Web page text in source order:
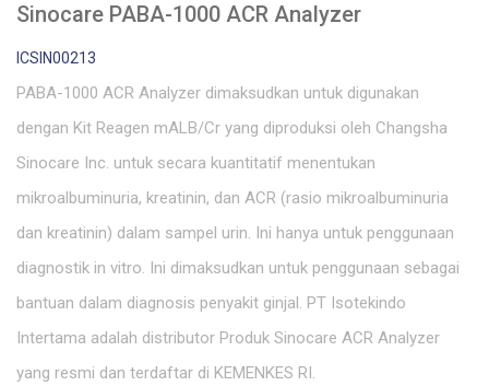
Sinocare PABA-1000 ACR Analyzer
ICSIN00213
PABA-1000 ACR Analyzer dimaksudkan untuk digunakan
dengan Kit Reagen mALB/Cr yang diproduksi oleh Changsha
Sinocare Inc. untuk secara kuantitatif menentukan
mikroalbuminuria, kreatinin, dan ACR (rasio mikroalbuminuria
dan kreatinin) dalam sampel urin. Ini hanya untuk penggunaan
diagnostik in vitro. Ini dimaksudkan untuk penggunaan sebagai
bantuan dalam diagnosis penyakit ginjal. PT Isotekindo
Intertama adalah distributor Produk Sinocare ACR Analyzer
yang resmi dan terdaftar di KEMENKES RI.